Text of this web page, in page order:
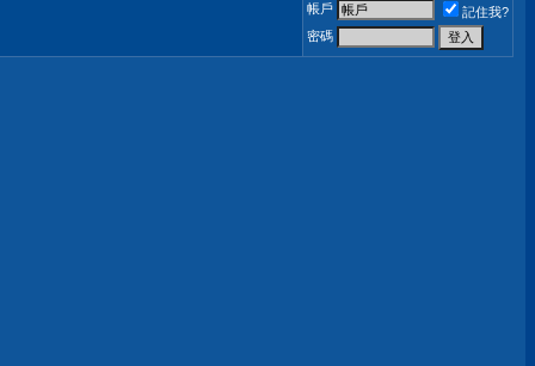
帳戶
記住我?
密碼